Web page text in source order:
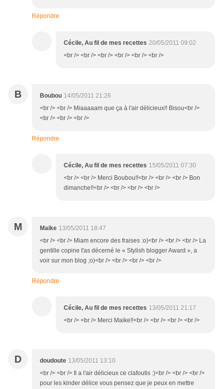
Répondre
Cécile, Au fil de mes recettes 20/05/2011 09:02
<br /> <br /> <br /> <br /> <br /> <br />
B Boubou 14/05/2011 21:26
<br /> <br /> Miaaaaam que ça à l'air délicieux!! Bisou<br />
<br /> <br /> <br />
Répondre
Cécile, Au fil de mes recettes 15/05/2011 07:30
<br /> <br /> Merci Boubou!!<br /> <br /> <br /> Bon
dimanche!!<br /> <br /> <br /> <br />
M Maike 13/05/2011 18:47
<br /> <br /> Miam encore des fraises :o)<br /> <br /> <br /> La
gentille copine t'as décerné le « Stylish blogger Award », a
voir sur mon blog ;o)<br /> <br /> <br /> <br />
Répondre
Cécile, Au fil de mes recettes 13/05/2011 21:17
<br /> <br /> Merci Maike!!<br /> <br /> <br /> <br />
D doudoute 13/05/2011 13:10
<br /> <br /> Il a l'air délicieux ce clafoutis :)<br /> <br /> <br />
pour les kinder délice vous pensez que je peux en mettre